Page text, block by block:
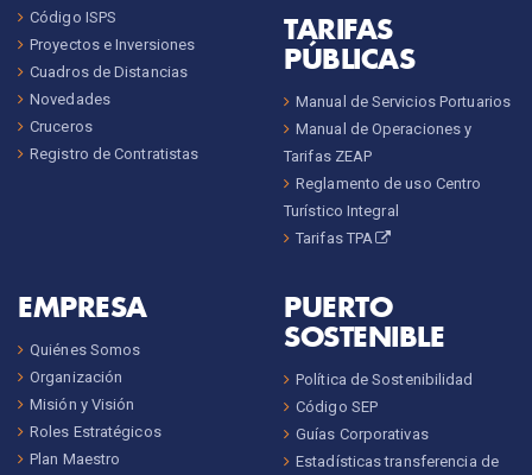
Código ISPS
Proyectos e Inversiones
Cuadros de Distancias
Novedades
Cruceros
Registro de Contratistas
TARIFAS
PÚBLICAS
Manual de Servicios Portuarios
Manual de Operaciones y
Tarifas ZEAP
Reglamento de uso Centro
Turístico Integral
Tarifas TPA
EMPRESA
Quiénes Somos
Organización
Misión y Visión
Roles Estratégicos
Plan Maestro
PUERTO
SOSTENIBLE
Política de Sostenibilidad
Código SEP
Guías Corporativas
Estadísticas transferencia de